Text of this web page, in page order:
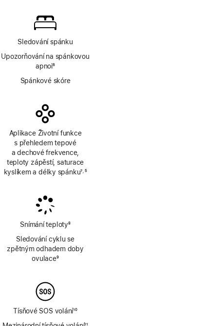
Sledování spánku
Upozorňování na spánkovou
apnoi
Poznámka
6
Spánkové skóre
Aplikace Životní funkce
s přehledem tepové
a dechové frekvence,
teploty zápěstí, saturace
kyslíkem a délky spánku7 5
Snímání teploty
Poznámka
8
Sledování cyklu se
zpětným odhadem doby
ovulace9
Tísňové SOS volání
Poznámka
10